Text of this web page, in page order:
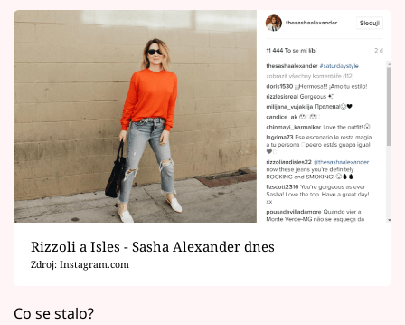
Rizzoli a Isles - Sasha Alexander dnes
Zdroj: Instagram.com
Co se stalo?